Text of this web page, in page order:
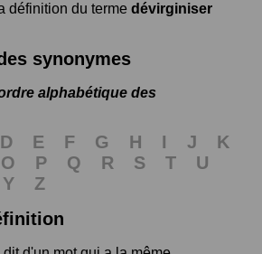
définition du terme dévirginiser
synonymes
alphabétique des
D E F G H I J
K
O P Q R S T
U
Y
Z